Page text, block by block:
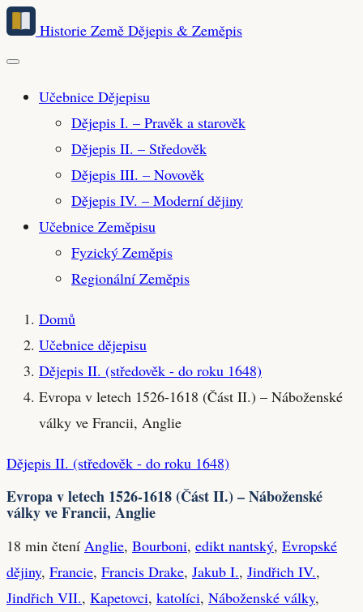
Přeskočit
hlavní
obsah
Historie Země Dějepis & Zeměpis
Učebnice Dějepisu
Dějepis I. – Pravěk a starověk
Dějepis II. – Středověk
Dějepis III. – Novověk
Dějepis IV. – Moderní dějiny
Učebnice Zeměpisu
Fyzický Zeměpis
Regionální Zeměpis
Domů
Učebnice dějepisu
Dějepis II. (středověk - do roku 1648)
Evropa v letech 1526-1618 (Část II.) – Náboženské
války ve Francii, Anglie
Dějepis II. (středověk - do roku 1648)
Evropa v letech 1526-1618 (Část II.) – Náboženské
války ve Francii, Anglie
18 min čtení Anglie, Bourboni, edikt nantský, Evropské
dějiny, Francie, Francis Drake, Jakub I., Jindřich IV.,
Jindřich VII., Kapetovci, katolíci, Náboženské války,